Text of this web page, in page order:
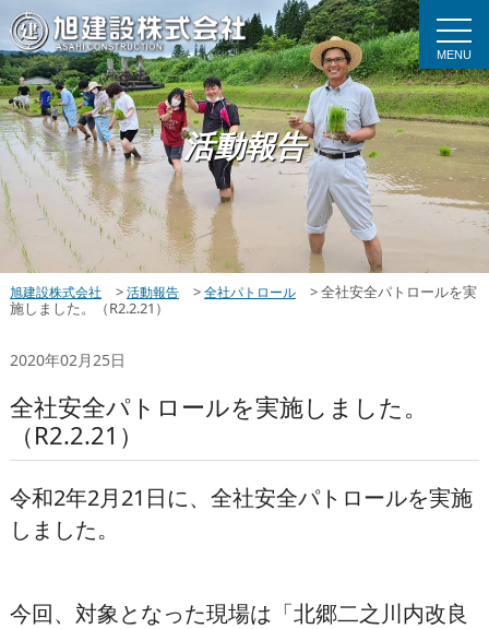
MENU
活動報告
旭建設株式会社 > 活動報告 > 全社パトロール >全社安全パトロールを実
施しました。（R2.2.21）
2020年02月25日
全社安全パトロールを実施しました。
（R2.2.21）
令和2年2月21日に、全社安全パトロールを実施
しました。
今回、対象となった現場は「北郷二之川内改良